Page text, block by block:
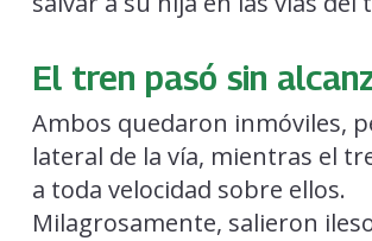
El tren pasó sin
Ambos quedaron inmóviles,
lateral de la vía, mientras el
a toda velocidad sobre ellos.
Milagrosamente, salieron